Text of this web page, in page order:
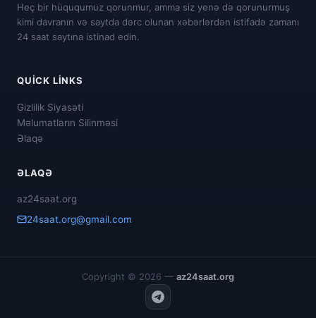
Heç bir hüququmuz qorunmur, amma siz yenə də qorunurmuş
kimi davranın və saytda dərc olunan xəbərlərdən istifadə zamanı
24 saat saytına istinad edin.
QUICK LINKS
Gizlilik Siyasəti
Məlumatların Silinməsi
Əlaqə
ƏLAQƏ
az24saat.org
24saat.org@gmail.com
Copyright © 2026 — az24saat.org